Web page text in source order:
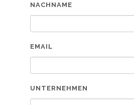
NACHNAME
EMAIL
UNTERNEHMEN